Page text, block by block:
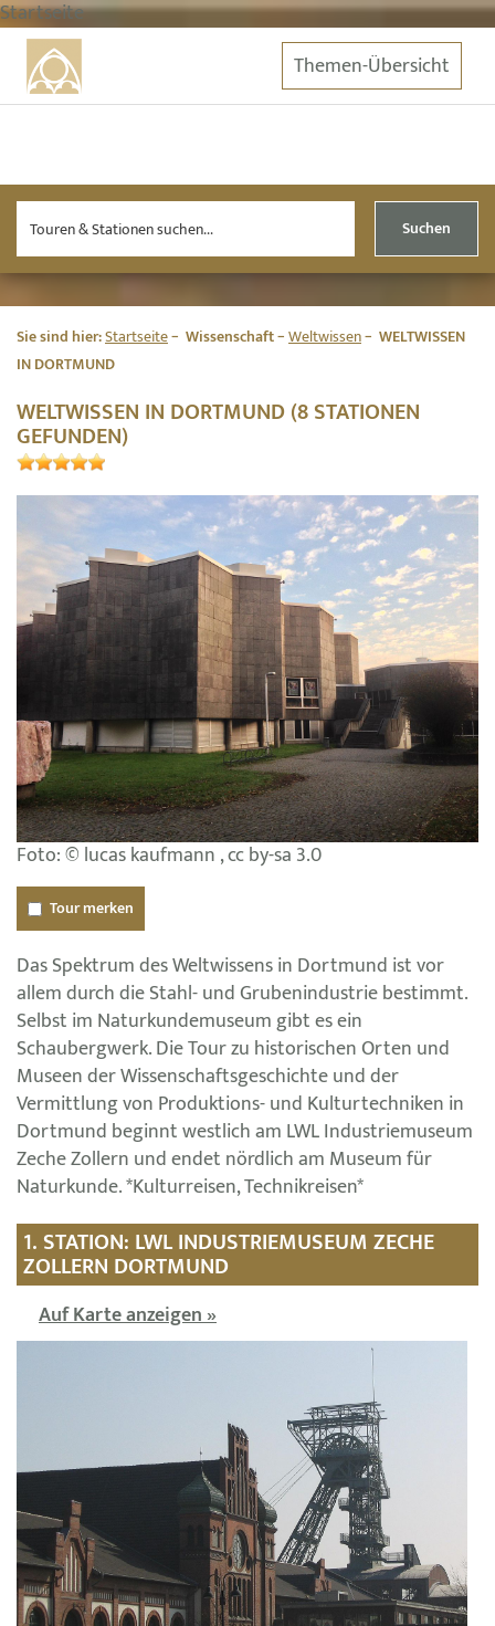
Startseite
Themen-Übersicht
Suchen
Sie sind hier:Startseite Wissenschaft Weltwissen
WELTWISSEN
IN DORTMUND
WELTWISSEN IN DORTMUND (8 STATIONEN
GEFUNDEN)
Foto: © lucas kaufmann , cc by-sa 3.0
Tour merken
Das Spektrum des Weltwissens in Dortmund ist vor
allem durch die Stahl- und Grubenindustrie bestimmt.
Selbst im Naturkundemuseum gibt es ein
Schaubergwerk. Die Tour zu historischen Orten und
Museen der Wissenschaftsgeschichte und der
Vermittlung von Produktions- und Kulturtechniken in
Dortmund beginnt westlich am LWL Industriemuseum
Zeche Zollern und endet nördlich am Museum für
Naturkunde. *Kulturreisen, Technikreisen*
1. STATION: LWL INDUSTRIEMUSEUM ZECHE
ZOLLERN DORTMUND
Auf Karte anzeigen »